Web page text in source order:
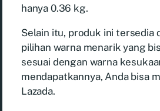
hanya 0.36 kg.
Selain itu, produk ini tersedia
pilihan warna menarik yang
sesuai dengan warna
mendapatkannya, Anda bisa
Lazada.